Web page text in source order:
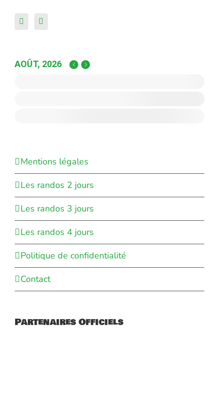
AOÛT, 2026
Mentions légales
Les randos 2 jours
Les randos 3 jours
Les randos 4 jours
Politique de confidentialité
Contact
Partenaires Officiels